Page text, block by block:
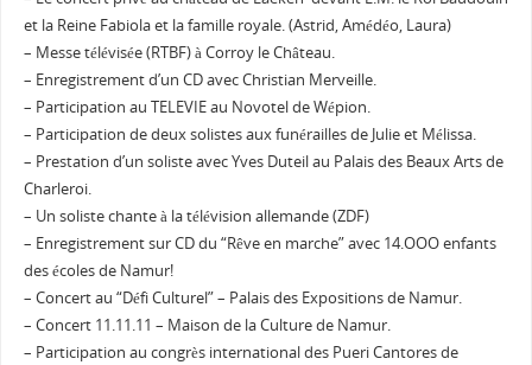
et la Reine Fabiola et la famille royale. (Astrid, Amédéo, Laura)
– Messe télévisée (RTBF) à Corroy le Château.
– Enregistrement d’un CD avec Christian Merveille.
– Participation au TELEVIE au Novotel de Wépion.
– Participation de deux solistes aux funérailles de Julie et Mélissa.
– Prestation d’un soliste avec Yves Duteil au Palais des Beaux Arts de
Charleroi.
– Un soliste chante à la télévision allemande (ZDF)
– Enregistrement sur CD du “Rêve en marche” avec 14.OOO enfants
des écoles de Namur!
– Concert au “Défi Culturel” – Palais des Expositions de Namur.
– Concert 11.11.11 – Maison de la Culture de Namur.
– Participation au congrès international des Pueri Cantores de